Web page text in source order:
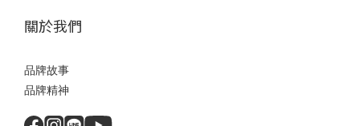
關於我們
品牌故事
品牌精神